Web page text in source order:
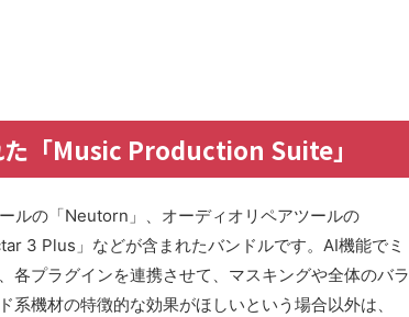
「Music Production Suite」
ルの「Neutorn」、オーディオリペアツールの
3 Plus」などが含まれたバンドルです。AI機能でミ
各プラグインを連携させて、マスキングや全体のバラ
機材の特徴的な効果がほしいという場合以外は、